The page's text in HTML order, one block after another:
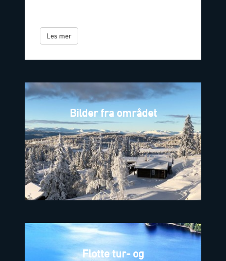
Les mer
Bilder fra området
Flotte tur- og